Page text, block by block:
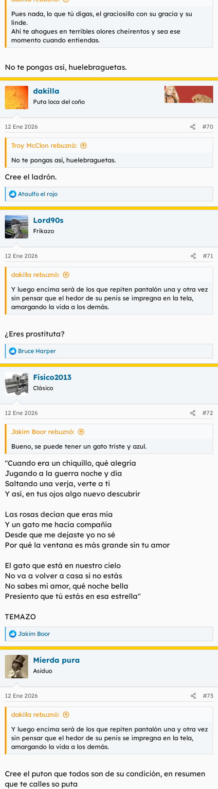
Pues nada, lo que tú digas, el graciosillo con su gracia y su
linde.
Ahí te ahogues en terribles olores cheirentos y sea ese
momento cuando entiendas.
No te pongas así, huelebraguetas.
dakilla
Puta loca del coño
12 Ene 2026 #70
Troy McClon rebuznó:
No te pongas así, huelebraguetas.
Cree el ladrón.
R
e
a
c
c
i
e
s
Ataulfo el rojo
Lord90s
Frikazo
12 Ene 2026 #71
dakilla rebuznó:
Y luego encima será de los que repiten pantalón una y otra vez
sin pensar que el hedor de su penis se impregna en la tela,
amargando la vida a los demás.
¿Eres prostituta?
R
e
a
c
c
i
e
s
Bruce Harper
Fisico2013
Clásico
12 Ene 2026 #72
Jakim Boor rebuznó:
Bueno, se puede tener un gato triste y azul.
"Cuando era un chiquillo, qué alegría
Jugando a la guerra noche y día
Saltando una verja, verte a ti
Y así, en tus ojos algo nuevo descubrir
Las rosas decían que eras mía
Y un gato me hacía compañía
Desde que me dejaste yo no sé
Por qué la ventana es más grande sin tu amor
El gato que está en nuestro cielo
No va a volver a casa si no estás
No sabes mi amor, qué noche bella
Presiento que tú estás en esa estrella"
TEMAZO
R
e
a
i
e
s
Jakim Boor
Mierda pura
Asiduo
12 Ene 2026 #73
dakilla rebuznó:
Y luego encima será de los que repiten pantalón una y otra vez
sin pensar que el hedor de su penis se impregna en la tela,
amargando la vida a los demás.
Cree el puton que todos son de su condición, en resumen
que te calles so puta